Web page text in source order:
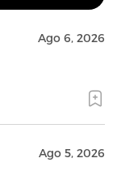
Ago 6, 2026
Ago 5, 2026